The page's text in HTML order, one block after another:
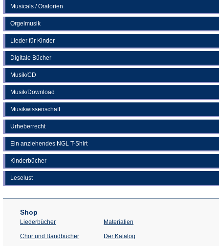
Musicals / Oratorien
Orgelmusik
Lieder für Kinder
Digitale Bücher
Musik/CD
Musik/Download
Musikwissenschaft
Urheberrecht
Ein anziehendes NGL T-Shirt
Kinderbücher
Leselust
Shop
Liederbücher
Chor und Bandbücher
Materialien
Der Katalog